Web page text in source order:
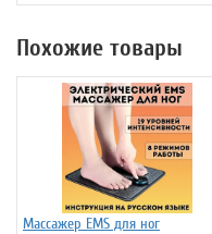
Похожие товары
Массажер EMS для ног